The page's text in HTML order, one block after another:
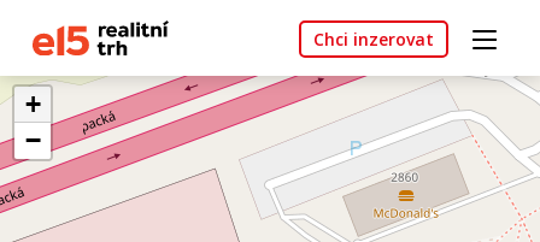
Chci inzerovat
+
−